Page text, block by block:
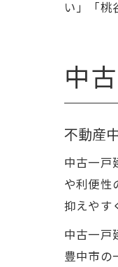
い」「桃
中
不動産
中古一戸
や利便性
抑えやす
中古一戸
豊中市の